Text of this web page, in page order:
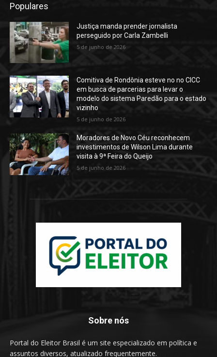
Populares
Justiça manda prender jornalista
perseguido por Carla Zambelli
5 de junho de 2026
Comitiva de Rondônia esteve no no CICC
em busca de parcerias para levar o
modelo do sistema Paredão para o estado
vizinho
5 de junho de 2026
Moradores de Novo Céu reconhecem
investimentos de Wilson Lima durante
visita à 9ª Feira do Queijo
5 de junho de 2026
Sobre nós
Portal do Eleitor Brasil é um site especializado em política e
assuntos diversos, atualizado frequentemente.